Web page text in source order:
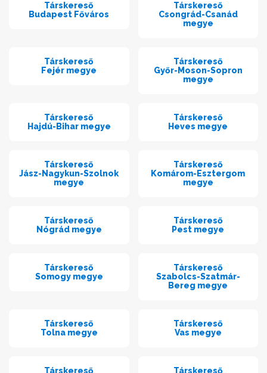
Társkereső
Budapest Főváros
Társkereső
Csongrád-Csanád
megye
Társkereső
Fejér megye
Társkereső
Győr-Moson-Sopron
megye
Társkereső
Hajdú-Bihar megye
Társkereső
Heves megye
Társkereső
Jász-Nagykun-Szolnok
megye
Társkereső
Komárom-Esztergom
megye
Társkereső
Nógrád megye
Társkereső
Pest megye
Társkereső
Somogy megye
Társkereső
Szabolcs-Szatmár-
Bereg megye
Társkereső
Tolna megye
Társkereső
Vas megye
Társkereső Társkereső